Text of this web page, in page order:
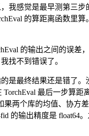
感觉是最早测第三步
的算距离函数里
的输出之间的误差
找不到错误了。
是最终结果还是错了
最后一步算
果两个库的均值、协方
的输出精度是 float64